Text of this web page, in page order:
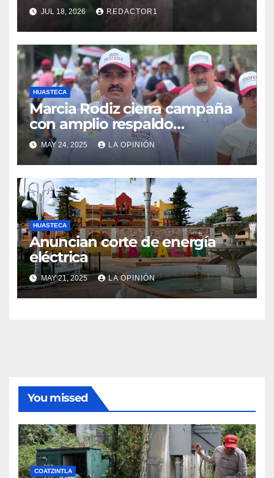
JUL 18, 2026 REDACTOR1
HUASTECA
Marcia Rodiz cierra campaña
con amplio respaldo
ciudadano
MAY 24, 2025 LA OPINIÓN
HUASTECA
Anuncian corte de energía
eléctrica
MAY 21, 2025 LA OPINIÓN
You missed
COATZINTLA